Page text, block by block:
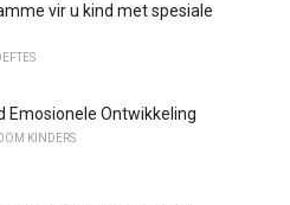
vir u kind met spesiale
Emosionele Ontwikkeling
KINDERS